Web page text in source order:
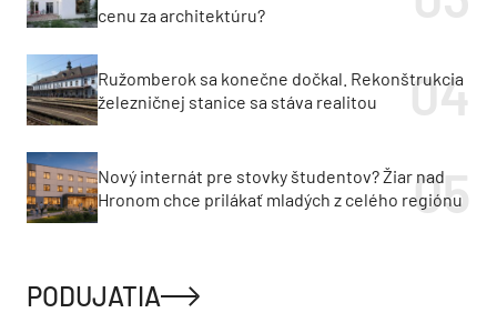
cenu za architektúru?
Ružomberok sa konečne dočkal. Rekonštrukcia
železničnej stanice sa stáva realitou
Nový internát pre stovky študentov? Žiar nad
Hronom chce prilákať mladých z celého regiónu
PODUJATIA